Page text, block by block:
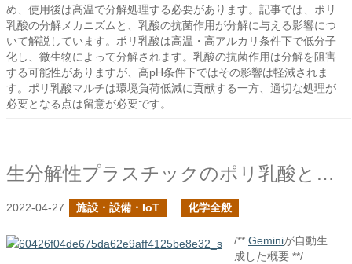
め、使用後は高温で分解処理する必要があります。記事では、ポリ
乳酸の分解メカニズムと、乳酸の抗菌作用が分解に与える影響につ
いて解説しています。ポリ乳酸は高温・高アルカリ条件下で低分子
化し、微生物によって分解されます。乳酸の抗菌作用は分解を阻害
する可能性がありますが、高pH条件下ではその影響は軽減されま
す。ポリ乳酸マルチは環境負荷低減に貢献する一方、適切な処理が
必要となる点は留意が必要です。
生分解性プラスチックのポリ乳酸とは何か？
2022-04-27 施設・設備・IoT 化学全般
/** Geminiが自動生
成した概要 **/